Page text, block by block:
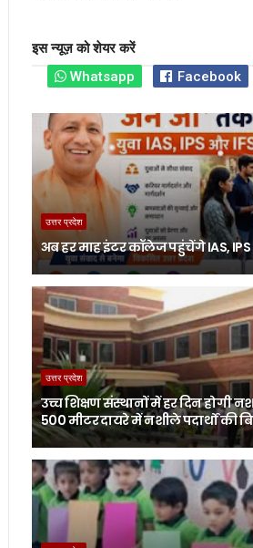
इस न्यूज़ को शेयर करें
Whatsapp
Facebook
उत्तर प्रदेश
अब हर माह इंटर कॉलेज पहुंचेंगे IAS, IPS
उत्तर प्रदेश
उच्च शिक्षण संस्थानों में हर दिन होगी
500 मीटर दायरे में नशीले पदार्थों की